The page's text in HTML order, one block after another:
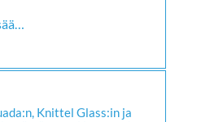
Knittel Glass:in ja